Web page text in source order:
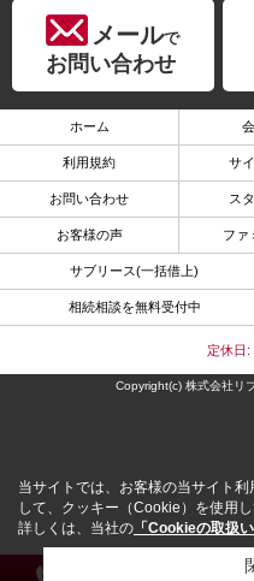
メールで
お問い合わせ
ホーム
利用規約 サ
お問い合わせ ス
お客様の声 ファ
サブリース(一括借上)
相続相談を無料受付中
定休日:
Copyright(c) 株式会社リ
当サイトでは、お客様の当サイト
して、クッキー（Cookie）を使用し
詳しくは、当社の 「Cookieの取扱